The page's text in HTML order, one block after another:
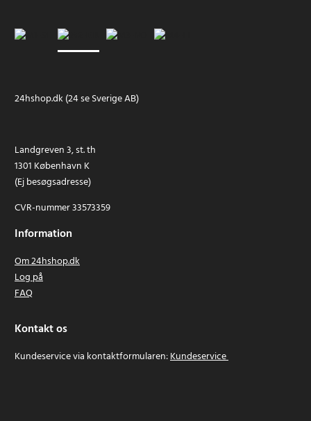
24hshop.dk (24 se Sverige AB)
Landgreven 3, st. th
1301 København K
(Ej besøgsadresse)
CVR-nummer 33573359
Information
Om 24hshop.dk
Log på
FAQ
Kontakt os
Kundeservice via kontaktformularen:Kundeservice